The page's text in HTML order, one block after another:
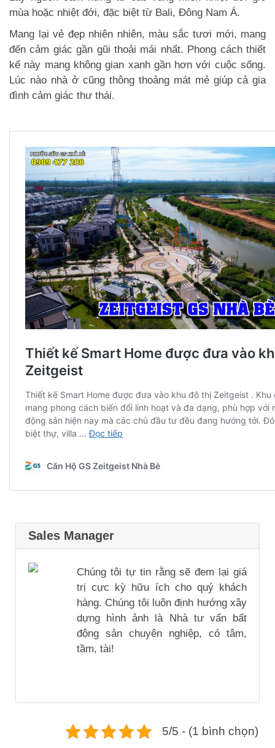
mùa hoặc nhiệt đới, đặc biệt từ Bali, Đông Nam Á.
Mang lại vẻ đẹp nhiên nhiên, màu sắc tươi mới, mang
đến cảm giác gần gũi thoải mái nhất. Phong cách thiết
kế này mang không gian xanh gần hơn với cuộc sống.
Lúc nào nhà ở cũng thông thoảng mát mẻ giúp cả gia
đình cảm giác thư thái.
Sales Manager
Chúng tôi tự tin rằng sẽ đem lại giá
trị cực kỳ hữu ích cho quý khách
hàng. Chúng tôi luôn định hướng xây
dựng hình ảnh là Nhà tư vấn bất
động sản chuyên nghiệp, có tâm,
tầm, tài!
5/5 - (1 bình chọn)